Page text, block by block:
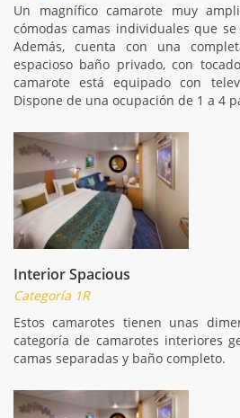
Un magnífico camarote muy
cómodas camas individuales que
Además, cuenta con una
espacioso baño privado, con
camarote está equipado con
Dispone de una ocupación de 1 a 4
Interior Spacious
Categoría 1R
Estos camarotes tienen unas
categoría de camarotes interiores
camas separadas y baño completo.